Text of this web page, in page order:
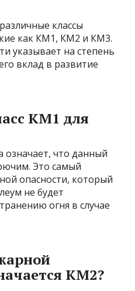
классы
как КМ1, КМ2 и КМ3.
указывает на степень
вклад в развитие
КМ1 для
означает, что данный
Это самый
опасности, который
не будет
огня в случае
КМ2?